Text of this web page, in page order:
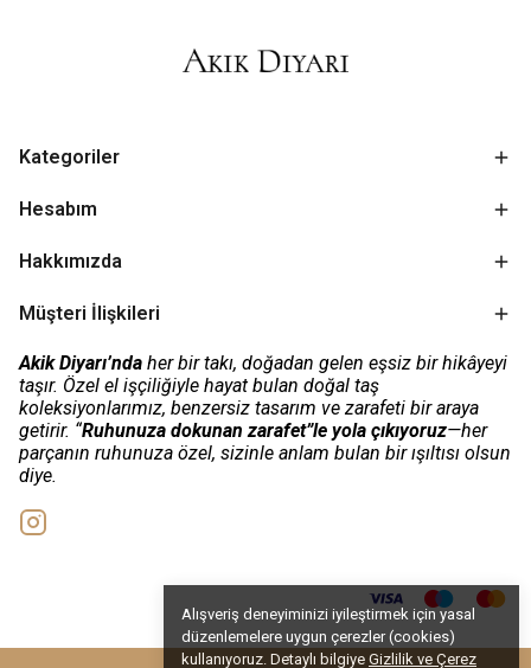
Alışveriş deneyiminizi iyileştirmek için yasal
düzenlemelere uygun çerezler (cookies)
kullanıyoruz. Detaylı bilgiye Gizlilik ve Çerez
Kategoriler
Hesabım
Hakkımızda
Müşteri İlişkileri
Akik Diyarı’nda her bir takı, doğadan gelen eşsiz bir hikâyeyi
taşır. Özel el işçiliğiyle hayat bulan doğal taş
koleksiyonlarımız, benzersiz tasarım ve zarafeti bir araya
getirir. “Ruhunuza dokunan zarafet”le yola çıkıyoruz—her
parçanın ruhunuza özel, sizinle anlam bulan bir ışıltısı olsun
diye.